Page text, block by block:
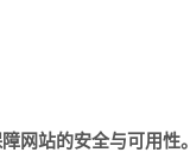
网站的安全与可用性。